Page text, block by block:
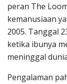
peran The
kemanusiaan
2005. Tanggal
ketika ibunya
meninggal
Pengalaman